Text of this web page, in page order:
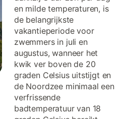
en milde temperaturen, is
de belangrijkste
vakantieperiode voor
zwemmers in juli en
augustus, wanneer het
kwik ver boven de 20
graden Celsius uitstijgt en
de Noordzee minimaal een
verfrissende
badtemperatuur van 18